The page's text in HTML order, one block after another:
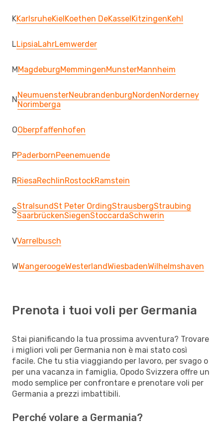
KKarlsruheKielKoethen DeKasselKitzingenKehl
LLipsiaLahrLemwerder
MMagdeburgMemmingenMunsterMannheim
N NeumuensterNeubrandenburgNordenNorderney
Norimberga
OOberpfaffenhofen
PPaderbornPeenemuende
RRiesaRechlinRostockRamstein
SStralsundSt Peter OrdingStrausbergStraubing
SaarbrückenSiegenStoccardaSchwerin
VVarrelbusch
WWangeroogeWesterlandWiesbadenWilhelmshaven
Prenota i tuoi voli per Germania
Stai pianificando la tua prossima avventura? Trovare
i migliori voli per Germania non è mai stato così
facile. Che tu stia viaggiando per lavoro, per svago o
per una vacanza in famiglia, Opodo Svizzera offre un
modo semplice per confrontare e prenotare voli per
Germania a prezzi imbattibili.
Perché volare a Germania?